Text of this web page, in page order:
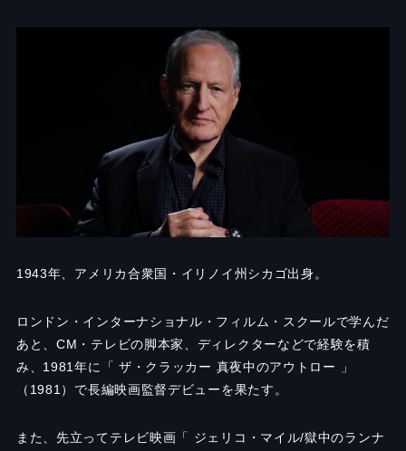
1943年、アメリカ合衆国・イリノイ州シカゴ出身。
ロンドン・インターナショナル・フィルム・スクールで学んだ
あと、CM・テレビの脚本家、ディレクターなどで経験を積
み、1981年に「 ザ・クラッカー 真夜中のアウトロー 」
（1981）で長編映画監督デビューを果たす。
また、先立ってテレビ映画「 ジェリコ・マイル/獄中のランナ